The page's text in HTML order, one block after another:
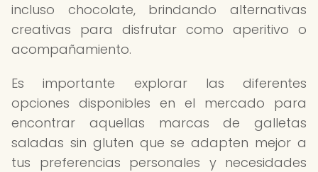
incluso chocolate, brindando alternativas
creativas para disfrutar como aperitivo o
acompañamiento.
Es importante explorar las diferentes
opciones disponibles en el mercado para
encontrar aquellas marcas de galletas
saladas sin gluten que se adapten mejor a
tus preferencias personales y necesidades